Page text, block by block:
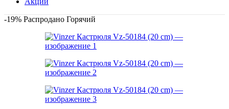
-19% Распродано Горячий